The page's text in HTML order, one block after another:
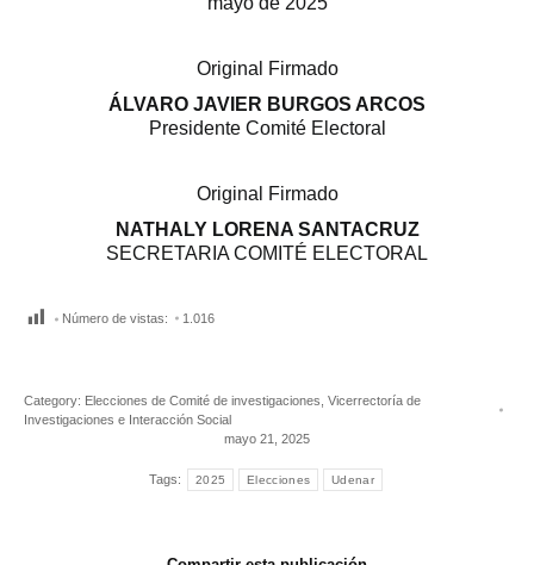
Original Firmado
ÁLVARO JAVIER BURGOS ARCOS
Presidente Comité Electoral
Original Firmado
NATHALY LORENA SANTACRUZ
SECRETARIA COMITÉ ELECTORAL
Número de vistas: 1.016
Category: Elecciones de Comité de investigaciones Vicerrectoría de
Investigaciones e Interacción Social
mayo 21, 2025
Tags: 2025 Elecciones Udenar